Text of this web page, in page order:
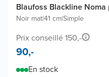
Blaufoss Blackline
Noir mat|41 cm|Simple
Prix conseillé 150,-
90,-
En stock